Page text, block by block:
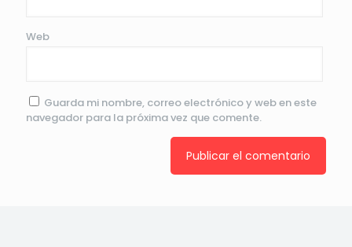
Web
Guarda mi nombre, correo electrónico y web en este
navegador para la próxima vez que comente.